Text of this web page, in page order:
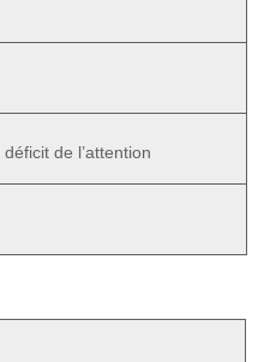
de l’attention